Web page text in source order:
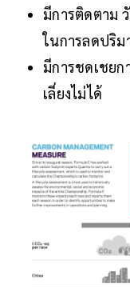
มีการติดตาม
ในการลดปริ
มีการชดเชย
เลี่ยงไม่ได้